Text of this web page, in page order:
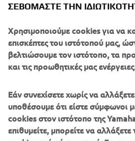
ρεκόρ, που ίσως να μην
Κινητήρας
Η συστοιχία των 3 κυλίνδρων έχει
ενιαία μονάδα με στροφαλοφόρο
με πολύ μικρές διακυμάνσεις της
κραδασμούς.
ΣΕΒΌΜΑΣΤΕ ΤΗΝ
Χρησιμοποιούμε cookies για να
επισκέπτες του ιστότοπού μας,
βελτιώσουμε τον ιστότοπο, τα
και τις προωθητικές μας
Εάν συνεχίσετε χωρίς να
υποθέσουμε ότι είστε σύμφωνοι
cookies στον ιστότοπο της
επιθυμείτε, μπορείτε να αλλάξετε